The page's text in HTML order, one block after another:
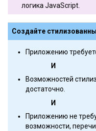
логика JavaScript.
Создайте
Приложению
И
Возможностей
достаточно.
И
Приложению не
возможности,